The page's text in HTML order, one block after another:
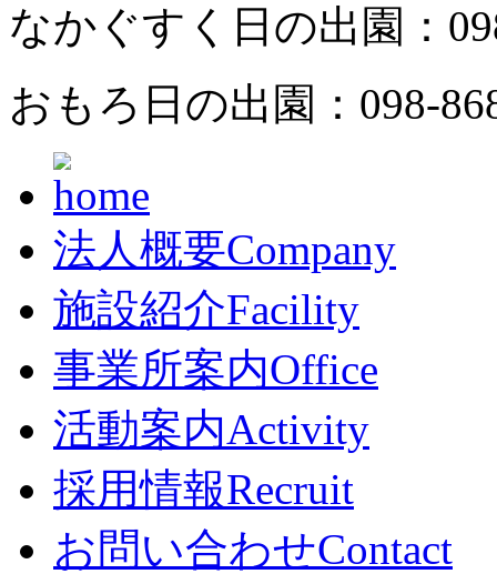
なかぐすく日の出園：
おもろ日の出園： 098-
法人概要Company
施設紹介Facility
事業所案内Office
活動案内Activity
採用情報Recruit
お問い合わせContact